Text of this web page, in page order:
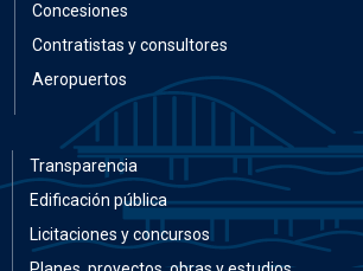
Concesiones
Contratistas y consultores
Aeropuertos
Transparencia
Edificación pública
Licitaciones y concursos